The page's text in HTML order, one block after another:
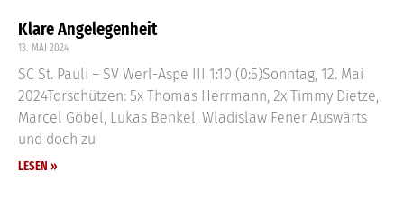
Klare Angelegenheit
13. MAI 2024
SC St. Pauli – SV Werl-Aspe III 1:10 (0:5)Sonntag, 12. Mai
2024Torschützen: 5x Thomas Herrmann, 2x Timmy Dietze,
Marcel Göbel, Lukas Benkel, Wladislaw Fener Auswärts
und doch zu
LESEN »